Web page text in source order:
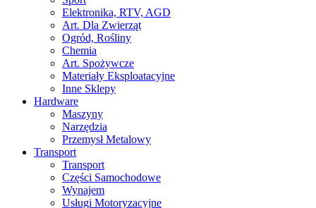
Elektronika, RTV, AGD
Art. Dla Zwierząt
Ogród, Rośliny
Chemia
Art. Spożywcze
Materiały Eksploatacyjne
Inne Sklepy
Hardware
Maszyny
Narzędzia
Przemysł Metalowy
Transport
Transport
Części Samochodowe
Wynajem
Usługi Motoryzacyjne